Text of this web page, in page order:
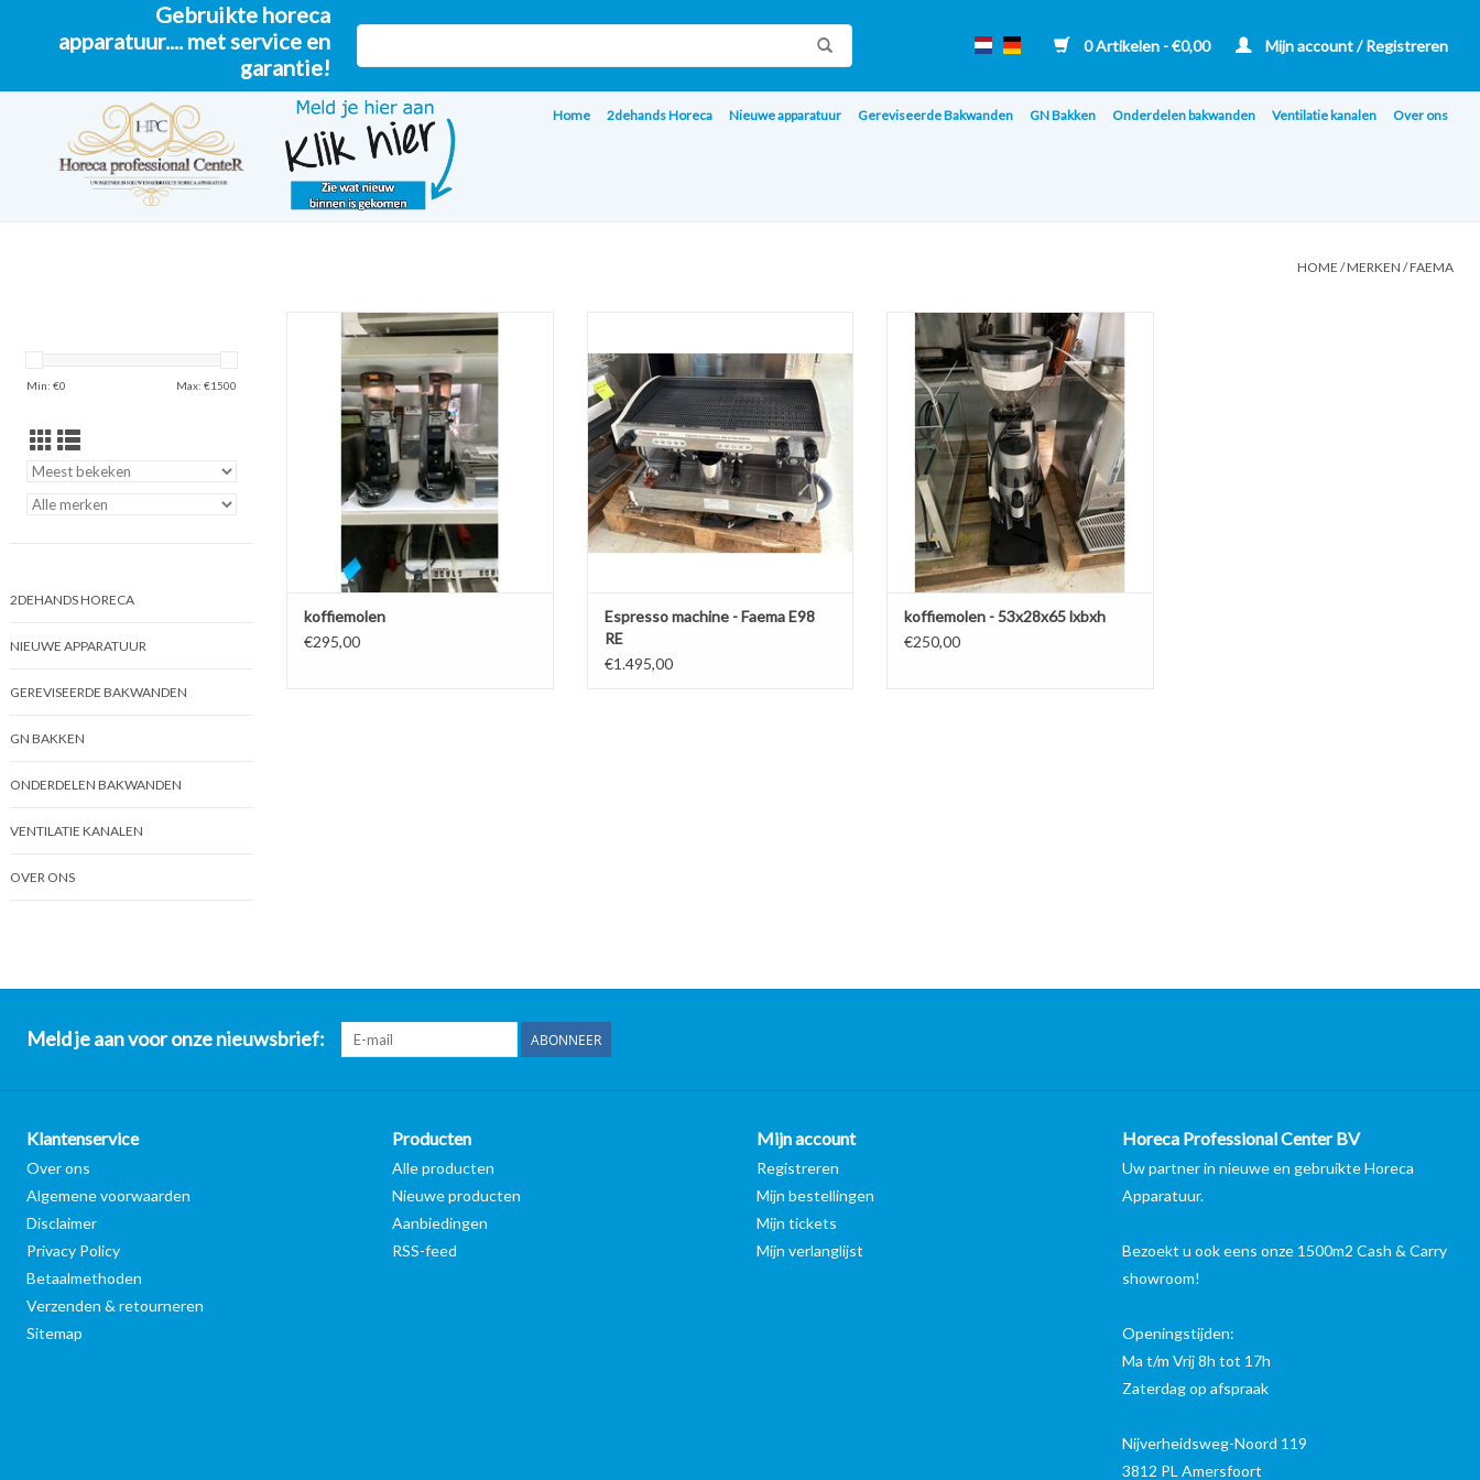
Gebruikte horeca
apparatuur.... met service en
garantie!
0 Artikelen - €0,00 Mijn account / Registreren
Home 2dehands Horeca Nieuwe apparatuur Gereviseerde Bakwanden GN Bakken Onderdelen bakwanden Ventilatie kanalen Over ons
HOME /MERKEN /FAEMA
Min: €0 Max: €1500
2DEHANDS HORECA
NIEUWE APPARATUUR
GEREVISEERDE BAKWANDEN
GN BAKKEN
ONDERDELEN BAKWANDEN
VENTILATIE KANALEN
OVER ONS
koffiemolen
TOEVOEGEN AAN WINKELWAGEN
koffiemolen
€295,00
TOEVOEGEN AAN WINKELWAGEN
Espresso machine - Faema E98
RE
€1.495,00
koffiemolen - 53x28x65 lxbxh
TOEVOEGEN AAN WINKELWAGEN
koffiemolen - 53x28x65 lxbxh
€250,00
Meld je aan voor onze nieuwsbrief: ABONNEER
Klantenservice
Over ons
Algemene voorwaarden
Disclaimer
Privacy Policy
Betaalmethoden
Verzenden & retourneren
Sitemap
Producten
Alle producten
Nieuwe producten
Aanbiedingen
RSS-feed
Mijn account
Registreren
Mijn bestellingen
Mijn tickets
Mijn verlanglijst
Horeca Professional Center BV
Uw partner in nieuwe en gebruikte Horeca
Apparatuur.
Bezoekt u ook eens onze 1500m2 Cash & Carry
showroom!
Openingstijden:
Ma t/m Vrij 8h tot 17h
Zaterdag op afspraak
Nijverheidsweg-Noord 119
3812 PL Amersfoort